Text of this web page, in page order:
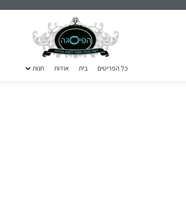
כל הפריטים בית אודות חנות